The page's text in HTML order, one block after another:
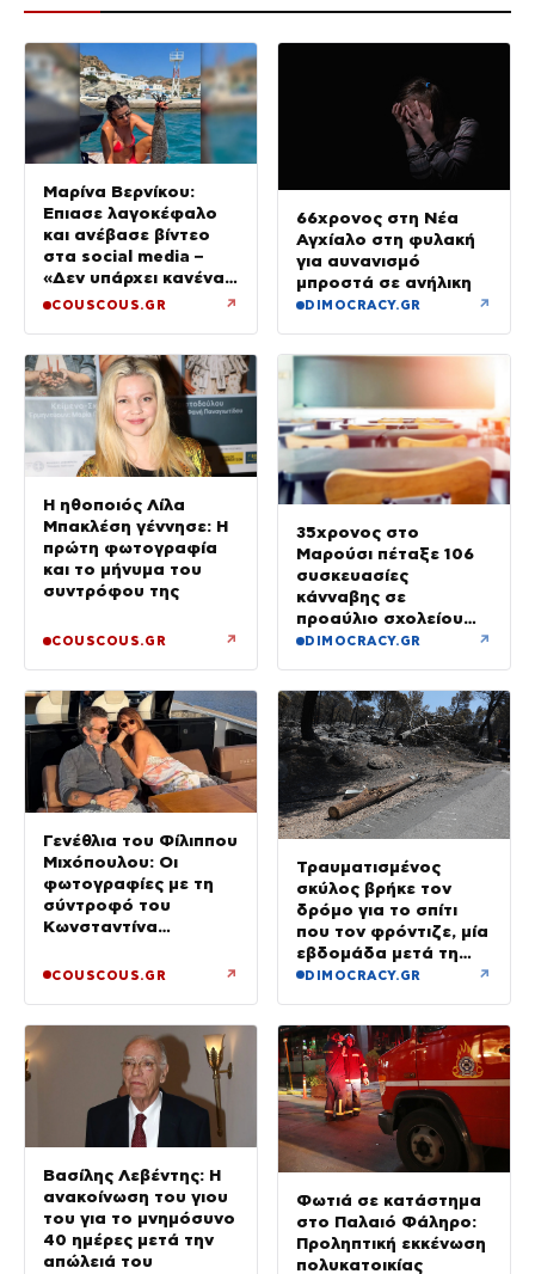
Μαρίνα Βερνίκου:
Έπιασε λαγοκέφαλο
και ανέβασε βίντεο
στα social media –
«Δεν υπάρχει κανένας
λόγος να φοβόμαστε»
COUSCOUS.GR ↗
66χρονος στη Νέα
Αγχίαλο στη φυλακή
για αυνανισμό
μπροστά σε ανήλικη
DIMOCRACY.GR ↗
Η ηθοποιός Λίλα
Μπακλέση γέννησε: Η
πρώτη φωτογραφία
και το μήνυμα του
συντρόφου της
COUSCOUS.GR ↗
35χρονος στο
Μαρούσι πέταξε 106
συσκευασίες
κάνναβης σε
προαύλιο σχολείου
και έφυγε μόλις είδε
DIMOCRACY.GR ↗
Γενέθλια του Φίλιππου
Μιχόπουλου: Οι
φωτογραφίες με τη
σύντροφό του
Κωνσταντίνα
δημόσιο «Σ’ αγαπώ»
COUSCOUS.GR ↗
Τραυματισμένος
σκύλος βρήκε τον
δρόμο για το σπίτι
που τον φρόντιζε, μία
εβδομάδα μετά τη
φωτιά στο Πόρτο
DIMOCRACY.GR ↗
Βασίλης Λεβέντης: Η
ανακοίνωση του γιου
του για το μνημόσυνο
40 ημέρες μετά την
απώλειά του
Φωτιά σε κατάστημα
στο Παλαιό Φάληρο:
Προληπτική εκκένωση
πολυκατοικίας